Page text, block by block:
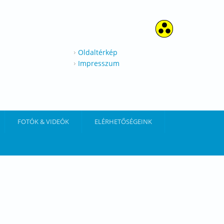
Oldaltérkép
Impresszum
FOTÓK & VIDEÓK ELÉRHETŐSÉGEINK